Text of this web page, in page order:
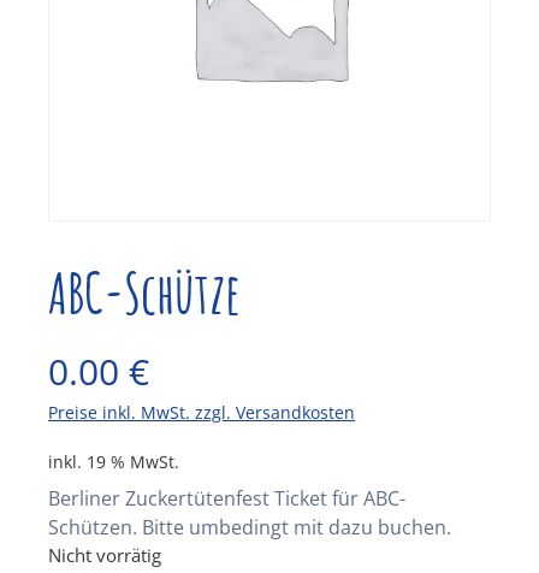
ABC-Schütze
0.00 €
Preise inkl. MwSt. zzgl. Versandkosten
inkl. 19 % MwSt.
Berliner Zuckertütenfest Ticket für ABC-
Schützen. Bitte umbedingt mit dazu buchen.
Nicht vorrätig